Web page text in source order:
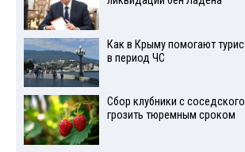
Как в Крыму помогают
в период ЧС
Сбор клубники с
грозить тюремным сроком